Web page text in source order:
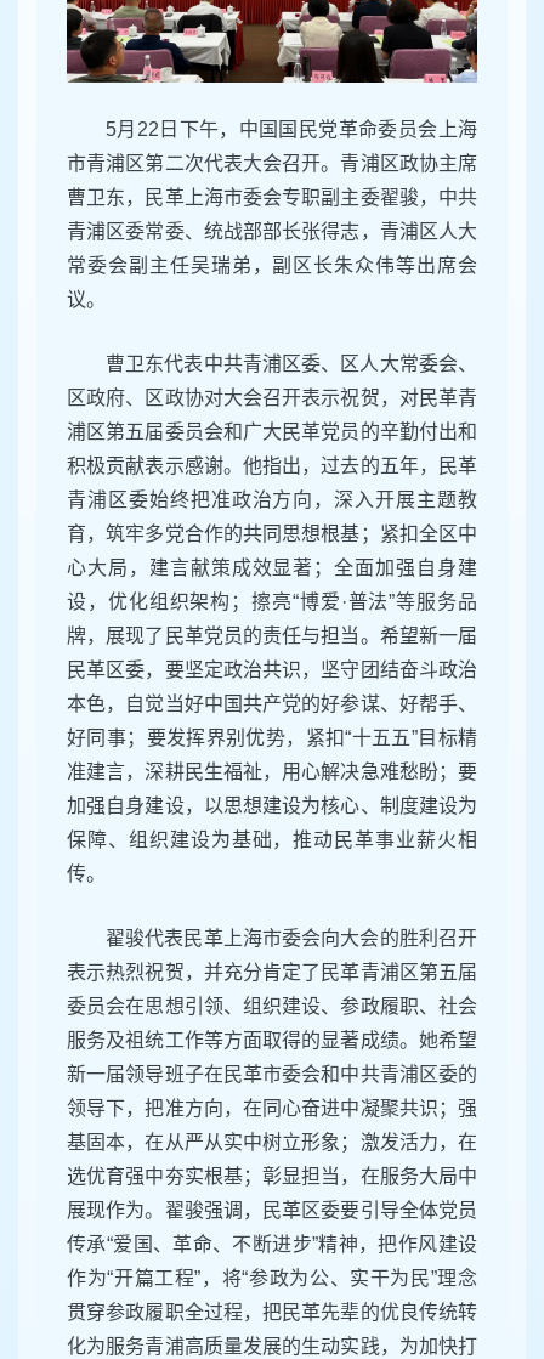
5月22日下午，中国国民党革命委员会上海
市青浦区第二次代表大会召开。青浦区政协主席
曹卫东，民革上海市委会专职副主委翟骏，中共
青浦区委常委、统战部部长张得志，青浦区人大
常委会副主任吴瑞弟，副区长朱众伟等出席会
议。
曹卫东代表中共青浦区委、区人大常委会、
区政府、区政协对大会召开表示祝贺，对民革青
浦区第五届委员会和广大民革党员的辛勤付出和
积极贡献表示感谢。他指出，过去的五年，民革
青浦区委始终把准政治方向，深入开展主题教
育，筑牢多党合作的共同思想根基；紧扣全区中
心大局，建言献策成效显著；全面加强自身建
设，优化组织架构；擦亮“博爱·普法”等服务品
牌，展现了民革党员的责任与担当。希望新一届
民革区委，要坚定政治共识，坚守团结奋斗政治
本色，自觉当好中国共产党的好参谋、好帮手、
好同事；要发挥界别优势，紧扣“十五五”目标精
准建言，深耕民生福祉，用心解决急难愁盼；要
加强自身建设，以思想建设为核心、制度建设为
保障、组织建设为基础，推动民革事业薪火相
传。
翟骏代表民革上海市委会向大会的胜利召开
表示热烈祝贺，并充分肯定了民革青浦区第五届
委员会在思想引领、组织建设、参政履职、社会
服务及祖统工作等方面取得的显著成绩。她希望
新一届领导班子在民革市委会和中共青浦区委的
领导下，把准方向，在同心奋进中凝聚共识；强
基固本，在从严从实中树立形象；激发活力，在
选优育强中夯实根基；彰显担当，在服务大局中
展现作为。翟骏强调，民革区委要引导全体党员
传承“爱国、革命、不断进步”精神，把作风建设
作为“开篇工程”，将“参政为公、实干为民”理念
贯穿参政履职全过程，把民革先辈的优良传统转
化为服务青浦高质量发展的生动实践，为加快打